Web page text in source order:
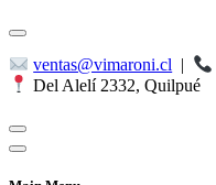
ventas@vimaroni.cl |
Del Alelí 2332, Quilpué